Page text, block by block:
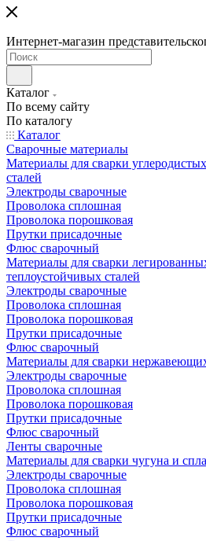
Интернет-магазин
Каталог
По всему сайту
По каталогу
Каталог
Сварочные материалы
Материалы для сварки
сталей
Электроды сварочные
Проволока сплошная
Проволока порошковая
Прутки присадочные
Флюс сварочный
Материалы для сварки
теплоустойчивых сталей
Электроды сварочные
Проволока сплошная
Проволока порошковая
Прутки присадочные
Флюс сварочный
Материалы для сварки
Электроды сварочные
Проволока сплошная
Проволока порошковая
Прутки присадочные
Флюс сварочный
Ленты сварочные
Материалы для сварки чугуна и
Электроды сварочные
Проволока сплошная
Проволока порошковая
Прутки присадочные
Флюс сварочный